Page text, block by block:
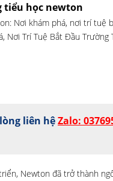
học newton
Nơi khám phá, nơi trí tuệ
Nơi Trí Tuệ Bắt Đầu
liên hệZalo:
Newton đã trở thành